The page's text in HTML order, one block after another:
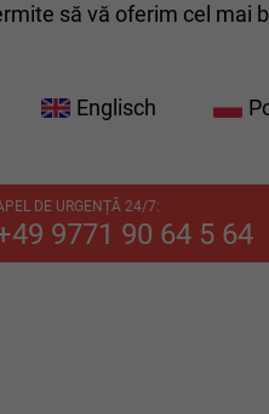
să vă oferim cel mai
Englisch
DE URGENȚĂ 24/7:
9771 90 64 5 64